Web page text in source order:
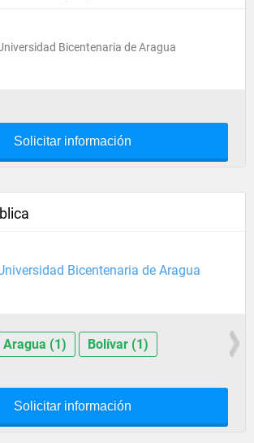
Bicentenaria de Aragua
Solicitar información
Bicentenaria de Aragua
Aragua (1) Bolívar (1)
Solicitar información